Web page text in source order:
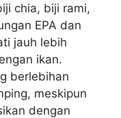
chia, biji rami,
EPA dan
jauh lebih
ikan.
berlebihan
meskipun
dengan